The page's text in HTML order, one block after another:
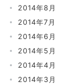
2014年8月
2014年7月
2014年6月
2014年5月
2014年4月
2014年3月